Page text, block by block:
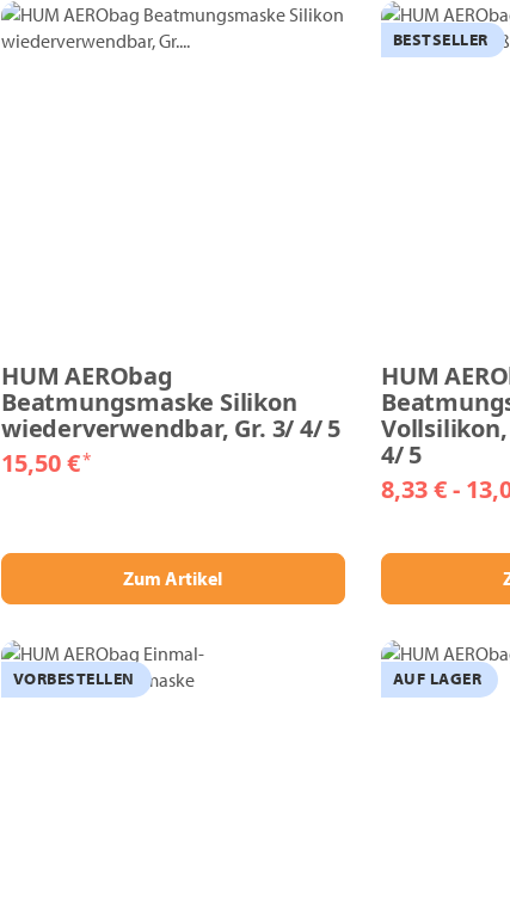
HUM AERObag
Beatmungsmaske Silikon
wiederverwendbar, Gr. 3/ 4/ 5
15,50 €*
Zum Artikel
BESTSELLER
HUM
4/ 5
8,33 € -
VORBESTELLEN AUF LAGER